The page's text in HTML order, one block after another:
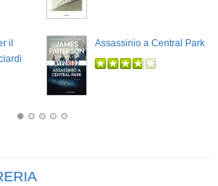
il
Assassinio a Central Park